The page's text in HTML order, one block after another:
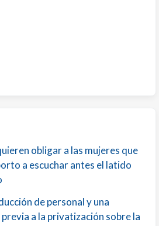
obligar a las mujeres que
a escuchar antes el latido
de personal y una
a la privatización sobre la